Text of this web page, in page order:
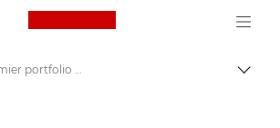
Canon Logo, back to
Créez votre premier portfolio de photos